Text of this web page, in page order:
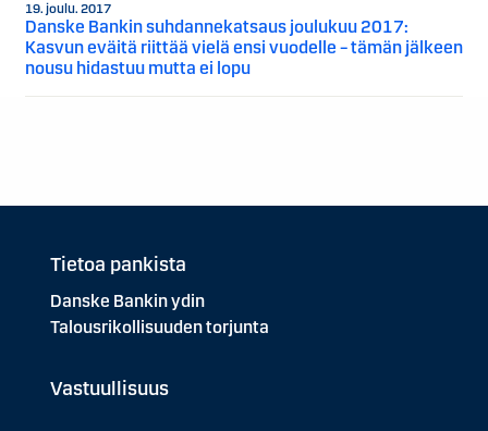
19. joulu. 2017
Danske Bankin suhdannekatsaus joulukuu 2017:
Kasvun eväitä riittää vielä ensi vuodelle – tämän jälkeen
nousu hidastuu mutta ei lopu
Tietoa pankista
Danske Bankin ydin
Talousrikollisuuden torjunta
Vastuullisuus